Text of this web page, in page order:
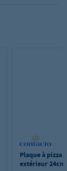
Plaque à
extérieur 24cm